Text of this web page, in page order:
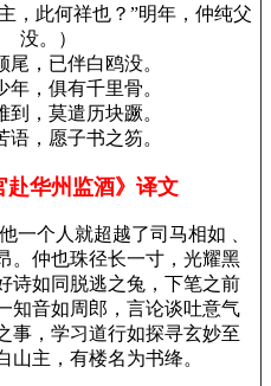
，此何祥也？”明年，仲纯父
没。）
尾，已伴白鸥没。
年，俱有千里骨。
到，莫遣历块蹶。
语，愿子书之笏。
赴华州监酒》译文
个人就超越了司马相如﹑
。仲也珠径长一寸，光耀黑
诗如同脱逃之兔，下笔之前
知音如周郎，言论谈吐意气
事，学习道行如探寻玄妙至
山主，有楼名为书绛。